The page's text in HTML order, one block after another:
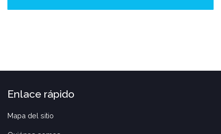
Enlace rápido
Mapa del sitio